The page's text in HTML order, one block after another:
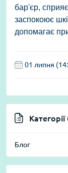
бар'єр,
заспокоює
допомагає
01 липня
Блог